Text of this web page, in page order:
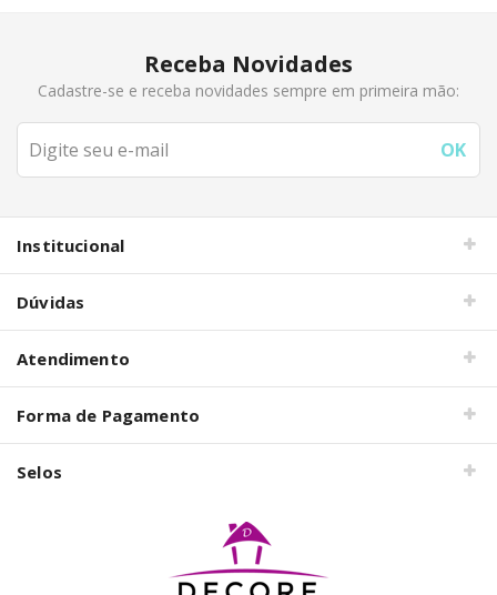
Receba Novidades
Cadastre-se e receba novidades sempre em primeira mão:
Institucional
Dúvidas
Atendimento
Forma de Pagamento
Selos